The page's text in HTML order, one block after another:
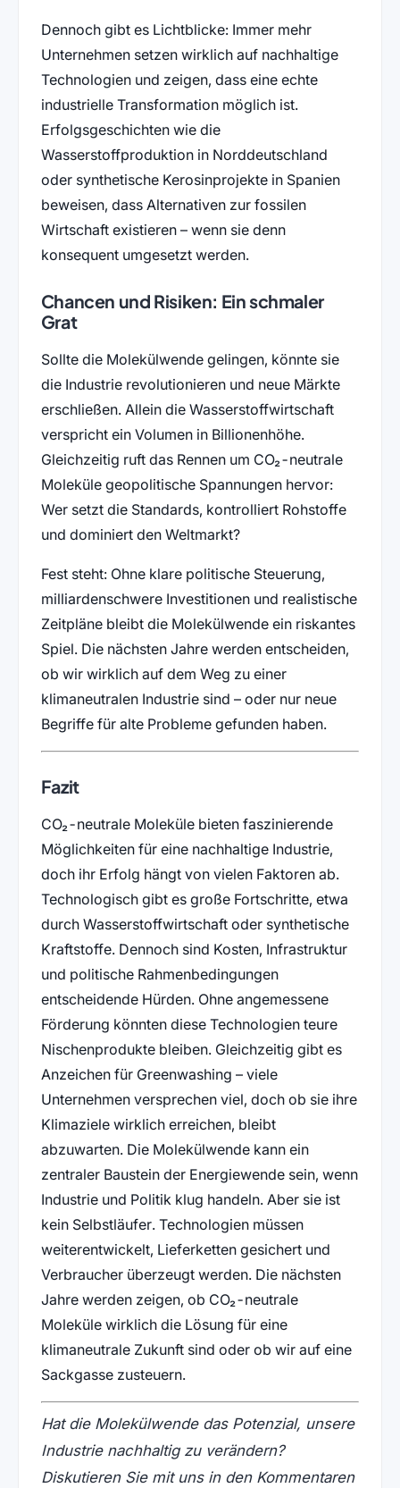
Dennoch gibt es Lichtblicke: Immer mehr
Unternehmen setzen wirklich auf nachhaltige
Technologien und zeigen, dass eine echte
industrielle Transformation möglich ist.
Erfolgsgeschichten wie die
Wasserstoffproduktion in Norddeutschland
oder synthetische Kerosinprojekte in Spanien
beweisen, dass Alternativen zur fossilen
Wirtschaft existieren – wenn sie denn
konsequent umgesetzt werden.
Chancen und Risiken: Ein schmaler
Grat
Sollte die Molekülwende gelingen, könnte sie
die Industrie revolutionieren und neue Märkte
erschließen. Allein die Wasserstoffwirtschaft
verspricht ein Volumen in Billionenhöhe.
Gleichzeitig ruft das Rennen um CO₂-neutrale
Moleküle geopolitische Spannungen hervor:
Wer setzt die Standards, kontrolliert Rohstoffe
und dominiert den Weltmarkt?
Fest steht: Ohne klare politische Steuerung,
milliardenschwere Investitionen und realistische
Zeitpläne bleibt die Molekülwende ein riskantes
Spiel. Die nächsten Jahre werden entscheiden,
ob wir wirklich auf dem Weg zu einer
klimaneutralen Industrie sind – oder nur neue
Begriffe für alte Probleme gefunden haben.
Fazit
CO₂-neutrale Moleküle bieten faszinierende
Möglichkeiten für eine nachhaltige Industrie,
doch ihr Erfolg hängt von vielen Faktoren ab.
Technologisch gibt es große Fortschritte, etwa
durch Wasserstoffwirtschaft oder synthetische
Kraftstoffe. Dennoch sind Kosten, Infrastruktur
und politische Rahmenbedingungen
entscheidende Hürden. Ohne angemessene
Förderung könnten diese Technologien teure
Nischenprodukte bleiben. Gleichzeitig gibt es
Anzeichen für Greenwashing – viele
Unternehmen versprechen viel, doch ob sie ihre
Klimaziele wirklich erreichen, bleibt
abzuwarten. Die Molekülwende kann ein
zentraler Baustein der Energiewende sein, wenn
Industrie und Politik klug handeln. Aber sie ist
kein Selbstläufer. Technologien müssen
weiterentwickelt, Lieferketten gesichert und
Verbraucher überzeugt werden. Die nächsten
Jahre werden zeigen, ob CO₂-neutrale
Moleküle wirklich die Lösung für eine
klimaneutrale Zukunft sind oder ob wir auf eine
Sackgasse zusteuern.
Hat die Molekülwende das Potenzial, unsere
Industrie nachhaltig zu verändern?
Diskutieren Sie mit uns in den Kommentaren